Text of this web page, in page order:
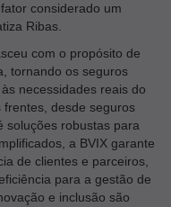
considerado um
Ribas.
com o propósito de
tornando os seguros
necessidades reais do
frentes, desde seguros
soluções robustas para
a BVIX garante
de clientes e parceiros,
para a gestão de
e inclusão são